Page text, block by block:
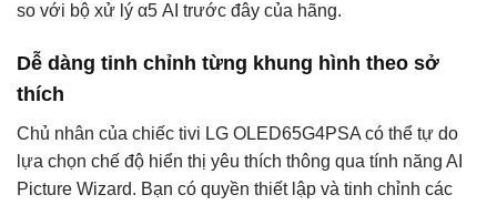
so với bộ xử lý α5 AI trước đây của hãng.
Dễ dàng tinh chỉnh từng khung hình theo sở
thích
Chủ nhân của chiếc tivi LG OLED65G4PSA có thể tự do
lựa chọn chế độ hiển thị yêu thích thông qua tính năng AI
Picture Wizard. Bạn có quyền thiết lập và tinh chỉnh các